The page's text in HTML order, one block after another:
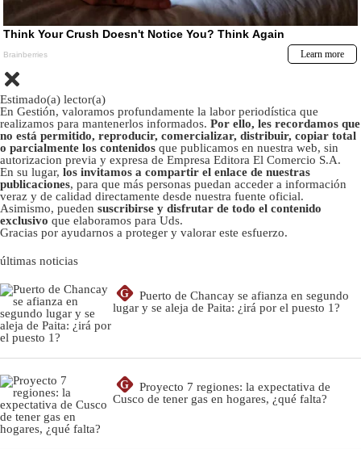
Estimado(a) lector(a)
En Gestión, valoramos profundamente la labor periodística que
realizamos para mantenerlos informados. Por ello, les recordamos que
no está permitido, reproducir, comercializar, distribuir, copiar total
o parcialmente los contenidos que publicamos en nuestra web, sin
autorizacion previa y expresa de Empresa Editora El Comercio S.A.
En su lugar, los invitamos a compartir el enlace de nuestras
publicaciones, para que más personas puedan acceder a información
veraz y de calidad directamente desde nuestra fuente oficial.
Asimismo, pueden suscribirse y disfrutar de todo el contenido
exclusivo que elaboramos para Uds.
Gracias por ayudarnos a proteger y valorar este esfuerzo.
últimas noticias
G
Puerto de Chancay se afianza en segundo
lugar y se aleja de Paita: ¿irá por el puesto 1?
G
Proyecto 7 regiones: la expectativa de
Cusco de tener gas en hogares, ¿qué falta?